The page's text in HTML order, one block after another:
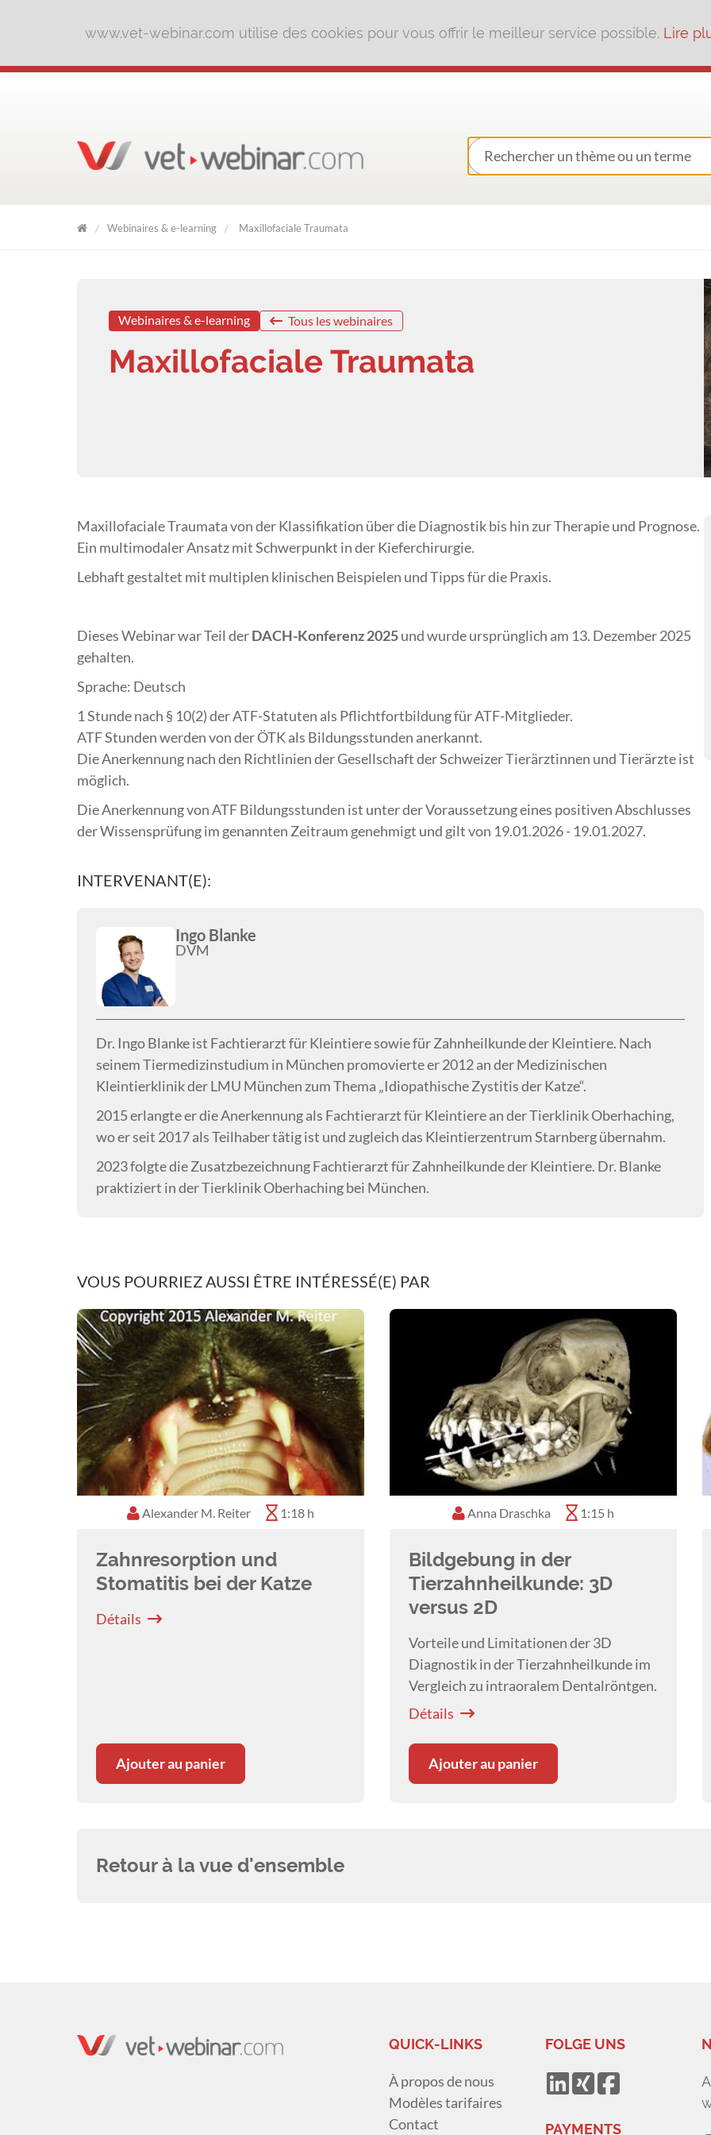
www.vet-webinar.com utilise des cookies pour vous offrir le meilleur service possible. Lire
Webinaires & e-learning Maxillofaciale Traumata
Webinaires & e-learning Tous les webinaires
Maxillofaciale Traumata
Maxillofaciale Traumata von der Klassifikation über die Diagnostik bis hin zur Therapie und Prognose.
Ein multimodaler Ansatz mit Schwerpunkt in der Kieferchirurgie.
Lebhaft gestaltet mit multiplen klinischen Beispielen und Tipps für die Praxis.
Dieses Webinar war Teil derDACH-Konferenz 2025und wurde ursprünglich am 13. Dezember 2025
gehalten.
Sprache: Deutsch
1 Stunde nach § 10(2) der ATF-Statuten als Pflichtfortbildung für ATF-Mitglieder.
ATF Stunden werden von der ÖTK als Bildungsstunden anerkannt.
Die Anerkennung nach den Richtlinien der Gesellschaft der Schweizer Tierärztinnen und Tierärzte ist
möglich.
Die Anerkennung von ATF Bildungsstunden ist unter der Voraussetzung eines positiven Abschlusses
der Wissensprüfung im genannten Zeitraum genehmigt und gilt von 19.01.2026 - 19.01.2027.
INTERVENANT(E):
Ingo Blanke
DVM
Dr. Ingo Blanke ist Fachtierarzt für Kleintiere sowie für Zahnheilkunde der Kleintiere. Nach
seinem Tiermedizinstudium in München promovierte er 2012 an der Medizinischen
Kleintierklinik der LMU München zum Thema „Idiopathische Zystitis der Katze“.
2015 erlangte er die Anerkennung als Fachtierarzt für Kleintiere an der Tierklinik Oberhaching,
wo er seit 2017 als Teilhaber tätig ist und zugleich das Kleintierzentrum Starnberg übernahm.
2023 folgte die Zusatzbezeichnung Fachtierarzt für Zahnheilkunde der Kleintiere. Dr. Blanke
praktiziert in der Tierklinik Oberhaching bei München.
VOUS POURRIEZ AUSSI ÊTRE INTÉRESSÉ(E) PAR
Alexander M. Reiter 1:18 h
Zahnresorption und
Stomatitis bei der Katze
Détails
Ajouter au panier
Anna Draschka 1:15 h
Bildgebung in der
Tierzahnheilkunde: 3D
versus 2D
Vorteile und Limitationen der 3D
Diagnostik in der Tierzahnheilkunde im
Vergleich zu intraoralem Dentalröntgen.
Détails
Ajouter au panier
Retour à la vue d'ensemble
QUICK-LINKS
À propos de nous
Modèles tarifaires
Contact
FOLGE UNS
PAYMENTS